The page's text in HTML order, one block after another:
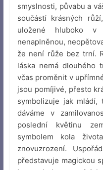
smyslnosti, půvabu a
součástí krásných
uložené hluboko v
nenaplněnou,
že není růže bez trní.
láska nemá dlouhého
včas proměnit v
jsou pomíjivé, přesto
symbolizuje jak mládí,
dáváme v
poslední květinu
symbolem kola
znovuzrození.
představuje magickou